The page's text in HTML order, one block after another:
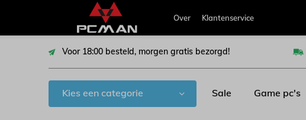
Over Klantenservice
Voor 18:00 besteld, morgen gratis bezorgd!
Kies een categorie Sale Game pc's